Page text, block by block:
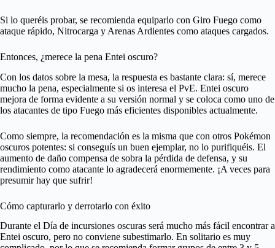
Si lo queréis probar, se recomienda equiparlo con Giro Fuego como
ataque rápido, Nitrocarga y Arenas Ardientes como ataques cargados.
Entonces, ¿merece la pena Entei oscuro?
Con los datos sobre la mesa, la respuesta es bastante clara: sí, merece
mucho la pena, especialmente si os interesa el PvE. Entei oscuro
mejora de forma evidente a su versión normal y se coloca como uno de
los atacantes de tipo Fuego más eficientes disponibles actualmente.
Como siempre, la recomendación es la misma que con otros Pokémon
oscuros potentes: si conseguís un buen ejemplar, no lo purifiquéis. El
aumento de daño compensa de sobra la pérdida de defensa, y su
rendimiento como atacante lo agradecerá enormemente. ¡A veces para
presumir hay que sufrir!
Cómo capturarlo y derrotarlo con éxito
Durante el Día de incursiones oscuras será mucho más fácil encontrar a
Entei oscuro, pero no conviene subestimarlo. En solitario es muy